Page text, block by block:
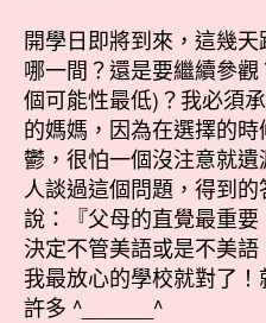
開學日即將到來，這幾
哪一間？還是要繼續參
個可能性最低)？我必須
的媽媽，因為在選擇的
鬱，很怕一個沒注意就
人談過這個問題，得到
說：『父母的直覺最重
決定不管美語或是不美
我最放心的學校就對了
許多 ^______^